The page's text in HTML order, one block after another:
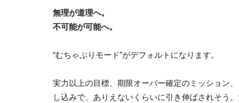
無理が道理へ。
不可能が可能へ。
“むちゃぶりモード”がデフォルトになります。
実力以上の目標、期限オーバー確定のミッション
し込みで、ありえないくらいに引き伸ばされそう